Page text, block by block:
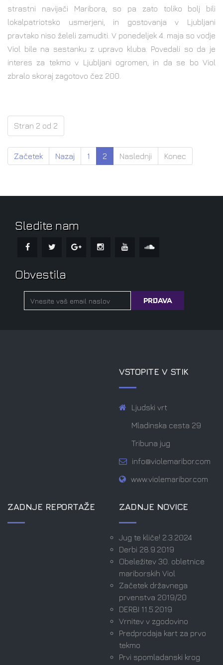
strastni navijači Maribora, so pa zato toliko bolj bili
lokalpatriotsko usmerjeni, in gostovanja v Ljubljani
pravtako niso želeli zamuditi. V ponedeljek 4. maja so vodje
Viol bile na sestanku z upravo kluba. Povedali so da je
interes za tekmo v Ljubljani ogromen, in da se bo Viol
zbralo skoraj zagotovo čez 200.
Stran 2 od 2
Začetek Nazaj 1 2 Naslednji Konec
Sledite nam
Obvestila
VSTOPITE V STIK
Ljudski vrt
Mladinska cesta 29
Tribuna jug
info@violemaribor.com
www.violemaribor.com
ZADNJE REPORTAŽE ZADNJE NOVICE
Jug te kliče! 2.3.2024
Derbi 28.9.2019
Obeležitev 30. obletnice
mariborskih Viol
Začetek državnega
prvenstva 2019/20
DERBI 11.5.2019
Vrnitev v zgodovino
Predprodaja kart za prvo
tekmo
Prvi spomladanski krog